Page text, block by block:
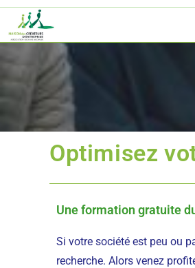
Optimisez
Une formation gratuite
Si votre société est peu ou
recherche. Alors venez